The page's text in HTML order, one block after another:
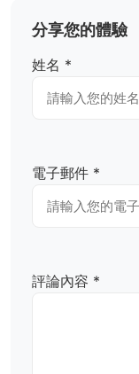
分享您的體驗
姓名 *
電子郵件 *
評論內容 *